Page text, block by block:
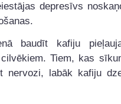
depresīvs
baudīt kafiju
Tiem, kas
nervozi, labāk kafiju